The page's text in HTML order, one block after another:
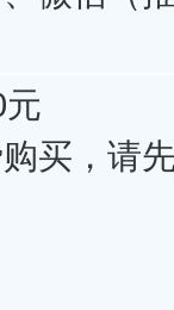
买，请